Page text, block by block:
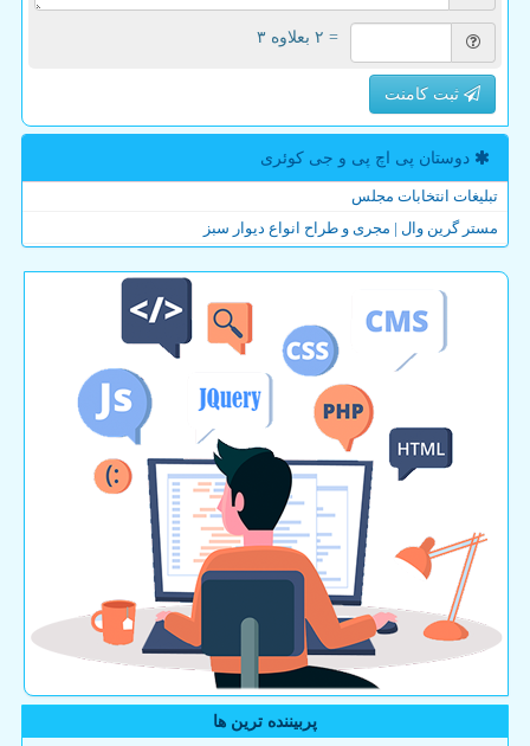
= ۲ بعلاوه ۳
ثبت کامنت
دوستان پی اچ پی و جی كوئری
تبلیغات انتخابات مجلس
مستر گرین وال | مجری و طراح انواع دیوار سبز
پربیننده ترین ها